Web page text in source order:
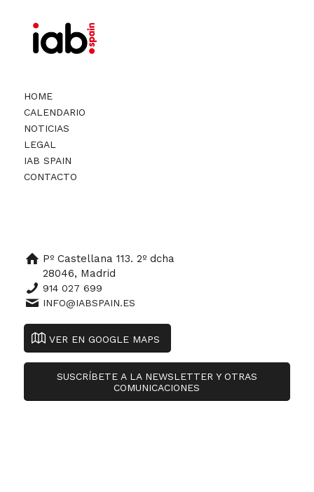
HOME
CALENDARIO
NOTICIAS
LEGAL
IAB SPAIN
CONTACTO
Pº Castellana 113. 2º dcha
28046, Madrid
914 027 699
INFO@IABSPAIN.ES
VER EN GOOGLE MAPS
SUSCRÍBETE A LA NEWSLETTER Y OTRAS
COMUNICACIONES